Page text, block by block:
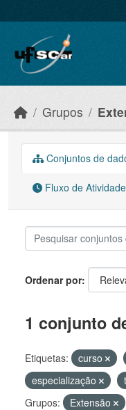
Grupos
Conjuntos de
Fluxo de
Ordenar por
1 conjunto
Etiquetas: curso
especialização
Grupos:
Extensão